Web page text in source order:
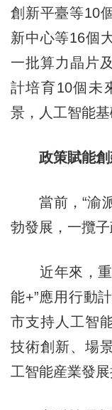
創新平臺等10
新中心等16個
一批算力晶片
計培育10個未
景，人工智能基
政策賦能
當前，“渝派
勃發展，一攬子
近年來，重
能+”應用行動
市支持人工智
技術創新、場
工智能産業發展